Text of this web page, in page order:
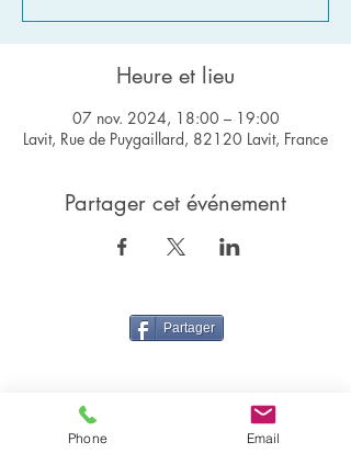
Heure et lieu
07 nov. 2024, 18:00 – 19:00
Lavit, Rue de Puygaillard, 82120 Lavit, France
Partager cet événement
Partager
Phone Email